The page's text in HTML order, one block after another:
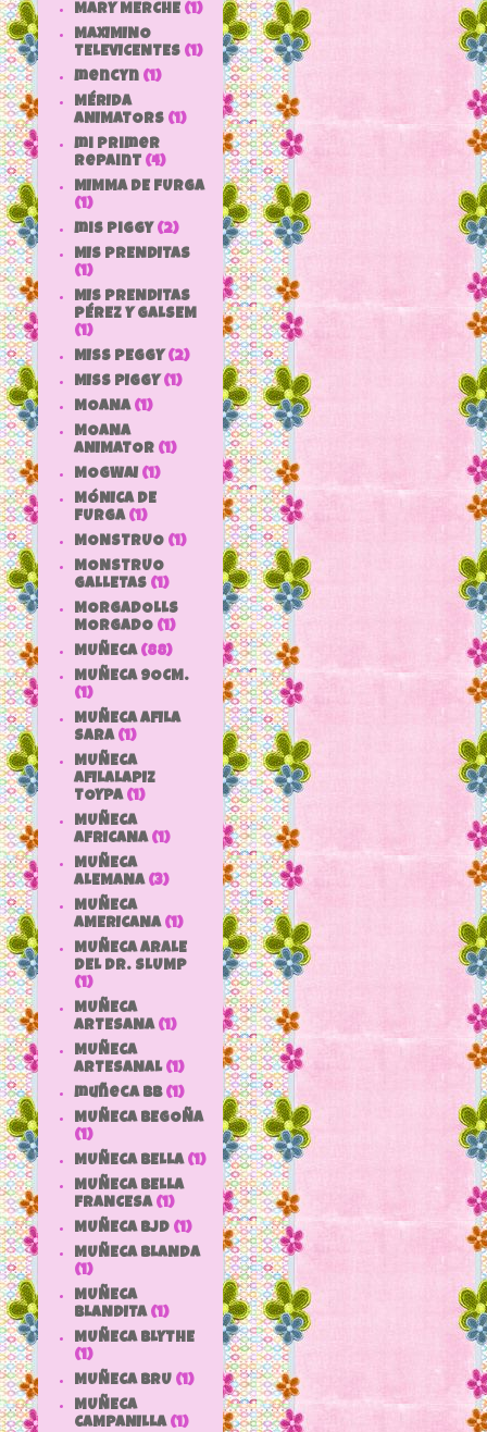
MARY MERCHE (1)
MAXIMINO
TELEVICENTES (1)
mencyn (1)
MÉRIDA
ANIMATORS (1)
mi primer
repaint (4)
MIMMA DE FURGA
(1)
mis piggy (2)
MIS PRENDITAS
(1)
MIS PRENDITAS
PÉREZ Y GALSEM
(1)
MISS PEGGY (2)
MISS PIGGY (1)
MOANA (1)
MOANA
ANIMATOR (1)
MOGWAI (1)
MÓNICA DE
FURGA (1)
MONSTRUO (1)
MONSTRUO
GALLETAS (1)
MORGADOLLS
MORGADO (1)
MUÑECA (88)
MUÑECA 9OCM.
(1)
MUÑECA AFILA
SARA (1)
MUÑECA
AFILALAPIZ
TOYPA (1)
MUÑECA
AFRICANA (1)
MUÑECA
ALEMANA (3)
MUÑECA
AMERICANA (1)
MUÑECA ARALE
DEL DR. SLUMP
(1)
MUÑECA
ARTESANA (1)
MUÑECA
ARTESANAL (1)
muñeca bb (1)
MUÑECA BEGOÑA
(1)
MUÑECA BELLA (1)
MUÑECA BELLA
FRANCESA (1)
MUÑECA BJD (1)
MUÑECA BLANDA
(1)
MUÑECA
BLANDITA (1)
MUÑECA BLYTHE
(1)
MUÑECA BRU (1)
MUÑECA
CAMPANILLA (1)